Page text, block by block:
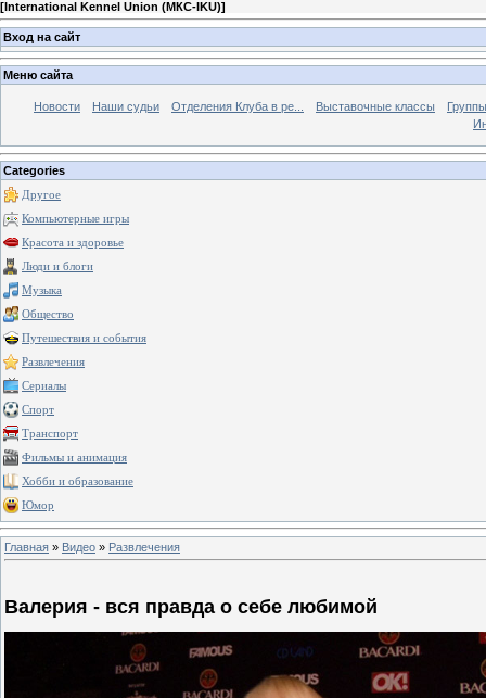
[International Kennel Union (МКС-IKU)]
Вход на сайт
Меню сайта
Новости Наши судьи Отделения Клуба в ре... Выставочные классы
Categories
Другое
Компьютерные игры
Красота и здоровье
Люди и блоги
Музыка
Общество
Путешествия и события
Развлечения
Сериалы
Спорт
Транспорт
Фильмы и анимация
Хобби и образование
Юмор
Главная » Видео » Развлечения
Валерия - вся правда о себе любимой